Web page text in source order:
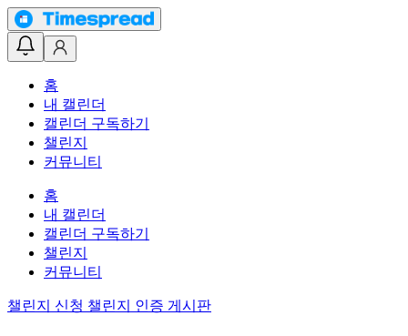
홈
내 캘린더
캘린더 구독하기
챌린지
커뮤니티
홈
내 캘린더
캘린더 구독하기
챌린지
커뮤니티
챌린지 신청 챌린지 인증 게시판